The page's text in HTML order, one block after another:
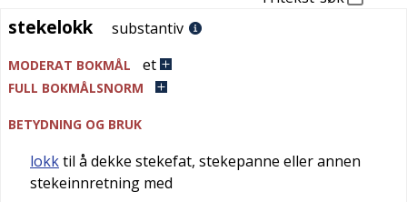
stekelokk
stekelokk substantiv
MODERAT BOKMÅL et
FULL BOKMÅLSNORM
BETYDNING OG BRUK
lokktil å dekke stekefat, stekepanne eller annen
stekeinnretning med